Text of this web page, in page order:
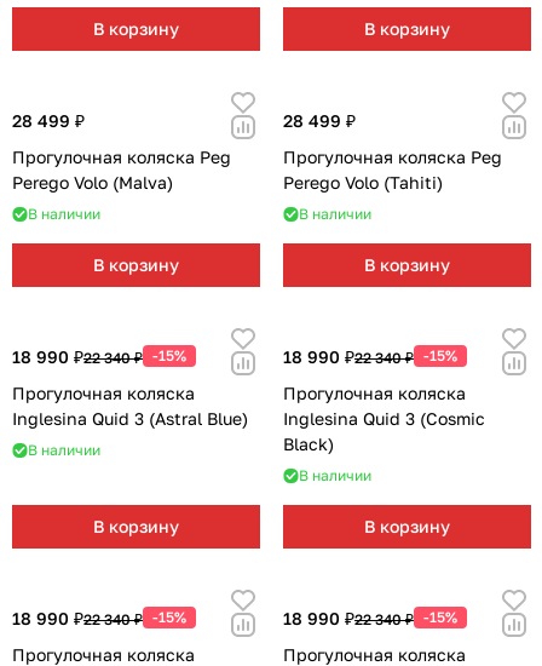
В корзину В корзину
28 499 ₽
Прогулочная коляска Peg
Perego Volo (Malva)
В наличии
В корзину
28 499 ₽
Прогулочная коляска Peg
Perego Volo (Tahiti)
В наличии
В корзину
18 990 ₽22 340 ₽ -15%
Прогулочная коляска
Inglesina Quid 3 (Astral Blue)
В наличии
В корзину
18 990 ₽22 340 ₽ -15%
Прогулочная коляска
Inglesina Quid 3 (Cosmic
Black)
В наличии
В корзину
18 990 ₽22 340 ₽ -15%
Прогулочная коляска
18 990 ₽22 340 ₽ -15%
Прогулочная коляска